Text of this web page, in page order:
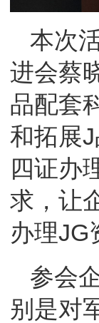
本次
进会蔡
品配套
和拓展
四证办
求，让
办理JG
参会
别是对